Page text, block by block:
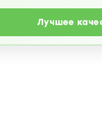
Лучшее